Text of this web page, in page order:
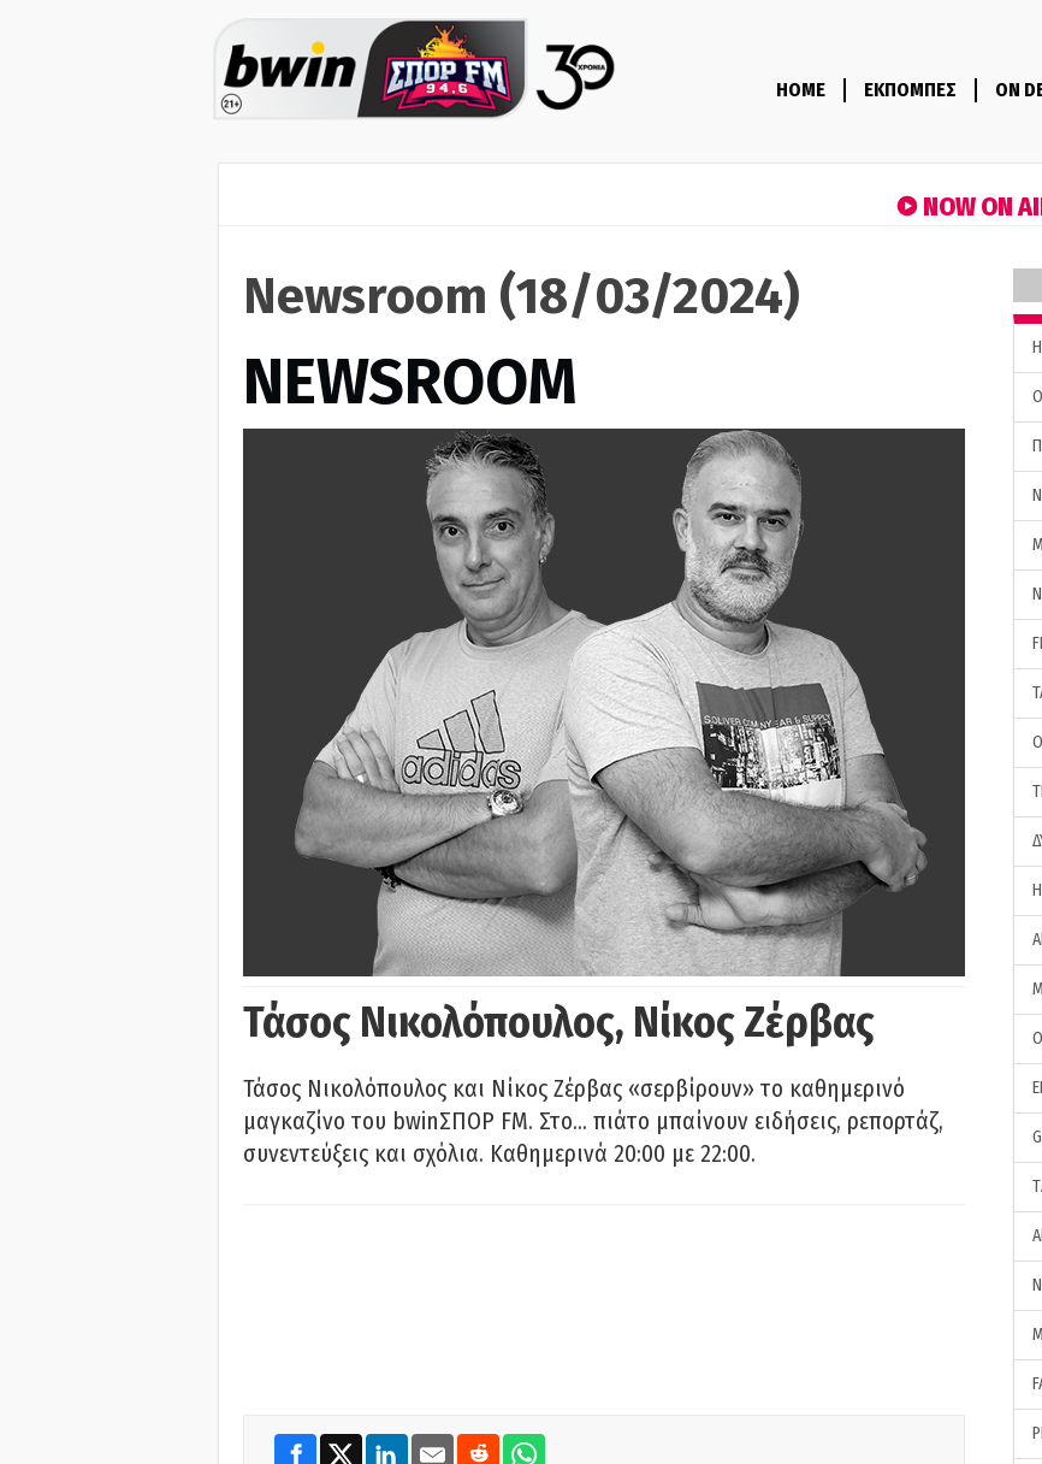
HOME ΕΚΠΟΜΠΕΣ ON
NOW ON
Newsroom (18/03/2024)
NEWSROOM
Τάσος Νικολόπουλος, Νίκος Ζέρβας
Τάσος Νικολόπουλος και Νίκος Ζέρβας «σερβίρουν» το καθημερινό
μαγκαζίνο του bwinΣΠΟΡ FM. Στο… πιάτο μπαίνουν ειδήσεις, ρεπορτάζ,
συνεντεύξεις και σχόλια. Καθημερινά 20:00 με 22:00.